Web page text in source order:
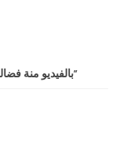
بالفيديو منة فضالي : “ياسمين صبري ممثلة ضعيفة وبتشتري الشهرة”